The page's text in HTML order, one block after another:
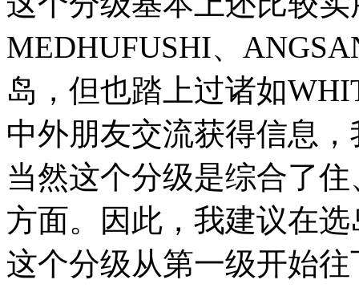
MEDHUFUSHI、
岛，但也踏上过诸如
中外朋友交流获得信息
当然这个分级是综合了
方面。因此，我建议在
这个分级从第一级开始